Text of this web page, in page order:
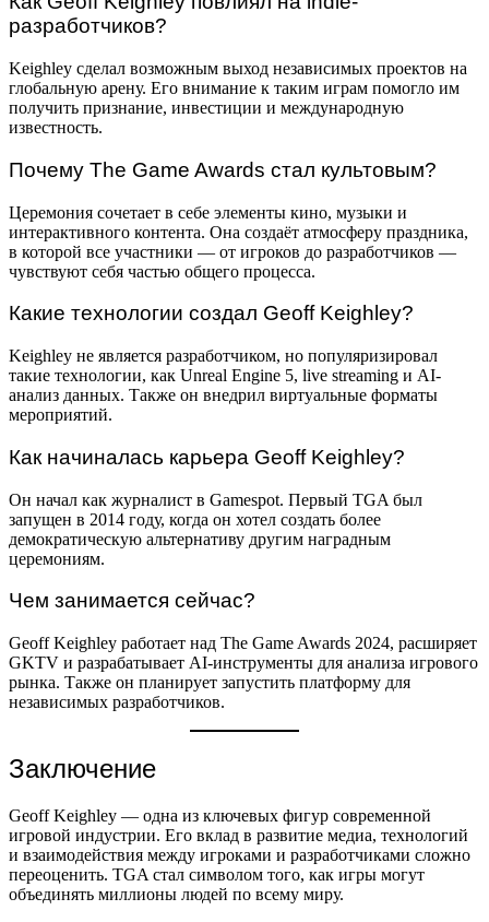
разработчиков?
Keighley сделал возможным выход независимых проектов на
глобальную арену. Его внимание к таким играм помогло им
получить признание, инвестиции и международную
известность.
Почему The Game Awards стал культовым?
Церемония сочетает в себе элементы кино, музыки и
интерактивного контента. Она создаёт атмосферу праздника,
в которой все участники — от игроков до разработчиков —
чувствуют себя частью общего процесса.
Какие технологии создал Geoff Keighley?
Keighley не является разработчиком, но популяризировал
такие технологии, как Unreal Engine 5, live streaming и AI-
анализ данных. Также он внедрил виртуальные форматы
мероприятий.
Как начиналась карьера Geoff Keighley?
Он начал как журналист в Gamespot. Первый TGA был
запущен в 2014 году, когда он хотел создать более
демократическую альтернативу другим наградным
церемониям.
Чем занимается сейчас?
Geoff Keighley работает над The Game Awards 2024, расширяет
GKTV и разрабатывает AI-инструменты для анализа игрового
рынка. Также он планирует запустить платформу для
независимых разработчиков.
Заключение
Geoff Keighley — одна из ключевых фигур современной
игровой индустрии. Его вклад в развитие медиа, технологий
и взаимодействия между игроками и разработчиками сложно
переоценить. TGA стал символом того, как игры могут
объединять миллионы людей по всему миру.